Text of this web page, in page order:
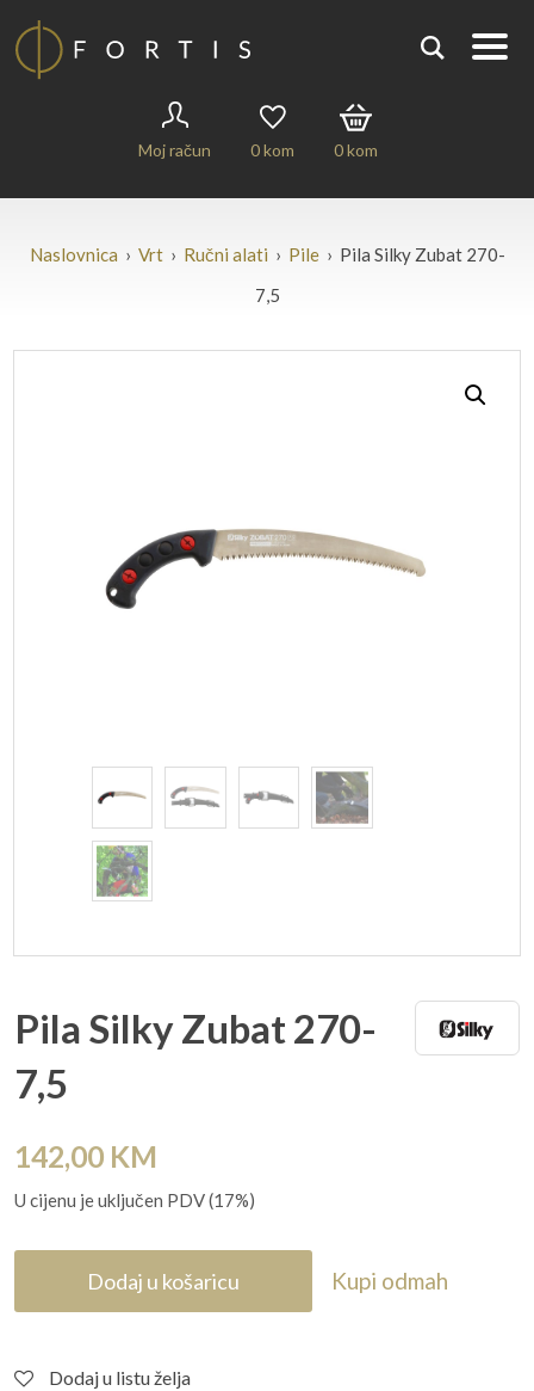
Moj račun 0kom 0kom
Naslovnica › Vrt› Ručni alati › Pile› Pila Silky Zubat 270-
7,5
Pila Silky Zubat 270-
7,5
142,00 KM
U cijenu je uključen PDV (17%)
Dodaj u košaricu Kupi odmah
Dodaj u listu želja